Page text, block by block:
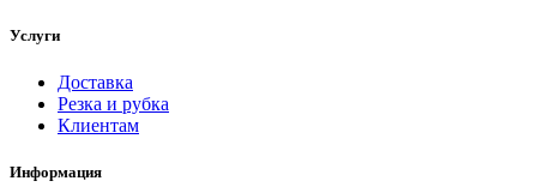
Услуги
Доставка
Резка и рубка
Клиентам
Информация